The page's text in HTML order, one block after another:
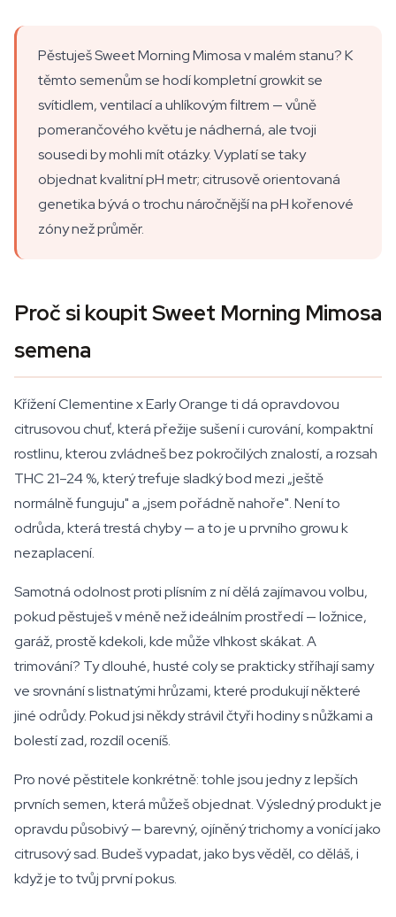
Pěstuješ Sweet Morning Mimosa v malém stanu? K
těmto semenům se hodí kompletní growkit se
svítidlem, ventilací a uhlíkovým filtrem — vůně
pomerančového květu je nádherná, ale tvoji
sousedi by mohli mít otázky. Vyplatí se taky
objednat kvalitní pH metr; citrusově orientovaná
genetika bývá o trochu náročnější na pH kořenové
zóny než průměr.
Proč si koupit Sweet Morning Mimosa
semena
Křížení Clementine x Early Orange ti dá opravdovou
citrusovou chuť, která přežije sušení i curování, kompaktní
rostlinu, kterou zvládneš bez pokročilých znalostí, a rozsah
THC 21–24 %, který trefuje sladký bod mezi „ještě
normálně funguju" a „jsem pořádně nahoře". Není to
odrůda, která trestá chyby — a to je u prvního growu k
nezaplacení.
Samotná odolnost proti plísním z ní dělá zajímavou volbu,
pokud pěstuješ v méně než ideálním prostředí — ložnice,
garáž, prostě kdekoli, kde může vlhkost skákat. A
trimování? Ty dlouhé, husté coly se prakticky stříhají samy
ve srovnání s listnatými hrůzami, které produkují některé
jiné odrůdy. Pokud jsi někdy strávil čtyři hodiny s nůžkami a
bolestí zad, rozdíl oceníš.
Pro nové pěstitele konkrétně: tohle jsou jedny z lepších
prvních semen, která můžeš objednat. Výsledný produkt je
opravdu působivý — barevný, ojíněný trichomy a vonící jako
citrusový sad. Budeš vypadat, jako bys věděl, co děláš, i
když je to tvůj první pokus.